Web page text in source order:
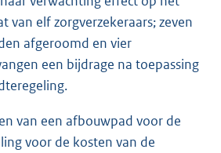
van elf zorgverzekeraars; zeven
afgeroomd en vier
een bijdrage na toepassing
van een afbouwpad voor de
voor de kosten van de